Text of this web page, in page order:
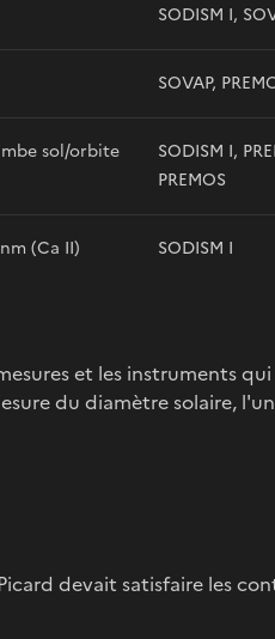
SODISM I,
SOVAP,
sol/orbite
SODISM I,
PREMOS
(Ca II) SODISM I
et les instruments
du diamètre solaire,
devait satisfaire les